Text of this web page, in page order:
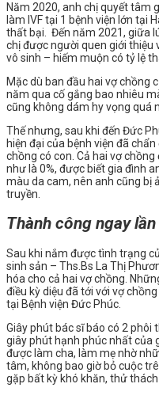
Năm 2020, anh chị quyết tâm
làm IVF tại 1 bệnh viện lớn tại
thất bại. Đến năm 2021, giữa
chị được người quen giới thiệu
vô sinh – hiếm muộn có tỷ lệ
Mặc dù ban đầu hai vợ chồng
năm qua cố gắng bao nhiêu
cũng không dám hy vọng quá
Thế nhưng, sau khi đến Đức
hiện đại của bệnh viện đã
chồng có con. Cả hai vợ
như là 0%, được biết gia đình
màu da cam, nên anh cũng bị
truyền.
Thành công ngay
Sau khi nắm được tình trạng
sinh sản – Ths.Bs La Thị
hóa cho cả hai vợ chồng.
điều kỳ diệu đã tới với vợ
tại Bệnh viện Đức Phúc.
Giây phút bác sĩ báo có 2 phôi
giây phút hạnh phúc nhất của
được làm cha, làm mẹ nhờ
tâm, không bao giờ bỏ cuộc
gặp bất kỳ khó khăn, thử thách